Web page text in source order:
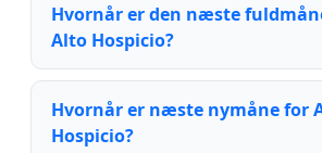
Hvornår er den næste
Alto Hospicio?
Hvornår er næste nymåne for
Hospicio?